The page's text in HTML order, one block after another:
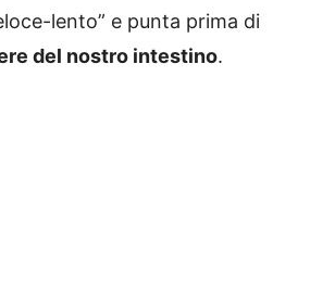
lento” e punta prima di
del nostro intestino.